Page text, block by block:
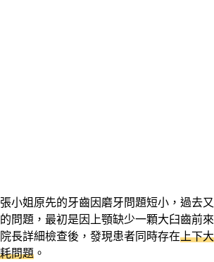
張小姐原先的牙齒因磨牙問題短小，過去
的問題，最初是因上顎缺少一顆大臼齒前
院長詳細檢查後，發現患者同時存在上下
耗問題 。